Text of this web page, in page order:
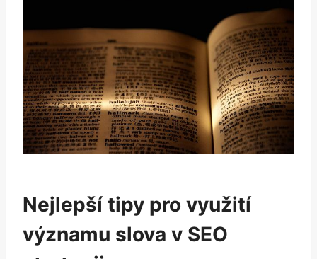
Nejlepší tipy pro využití
významu slova v SEO